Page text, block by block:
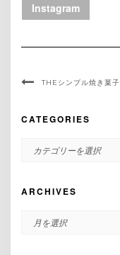
Instagram
THEシンプル焼き菓子
CATEGORIES
CATEGORIES
ARCHIVES
ARCHIVES